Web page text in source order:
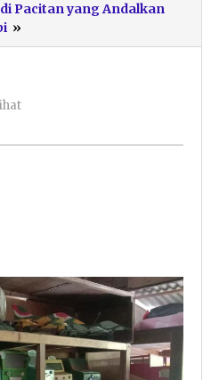
Pacitan yang Andalkan
»